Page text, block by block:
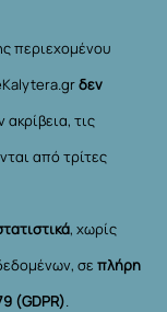
περιεχομένου
δεν
τις
από τρίτες
, χωρίς
σεπλήρη
(GDPR).